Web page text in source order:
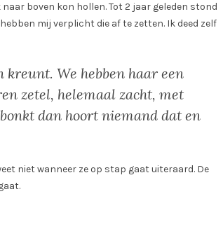
boven kon hollen. Tot 2 jaar geleden stond
mij verplicht die af te zetten. Ik deed zelf
We hebben haar een
zetel, helemaal zacht, met
dan hoort niemand dat en
niet wanneer ze op stap gaat uiteraard. De